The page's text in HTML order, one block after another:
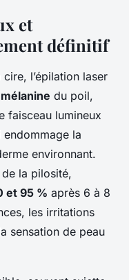
et
définitif
l’épilation laser
mélanine du poil,
faisceau lumineux
la
environnant.
la pilosité,
et 95 % après 6 à 8
les irritations
sensation de peau